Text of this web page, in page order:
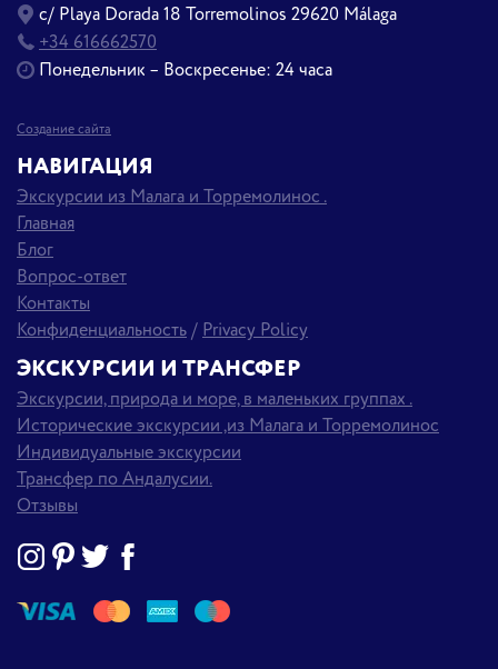
c/ Playa Dorada 18 Torremolinos 29620 Málaga
+34 616662570
Понедельник – Воскресенье: 24 часа
Создание сайта
НАВИГАЦИЯ
Экскурсии из Малага и Торремолинос .
Главная
Блог
Вопрос-ответ
Контакты
Конфиденциальность / Privacy Policy
ЭКСКУРСИИ И ТРАНСФЕР
Экскурсии, природа и море, в маленьких группах .
Исторические экскурсии ,из Малага и Торремолинос
Индивидуальные экскурсии
Трансфер по Андалусии.
Отзывы